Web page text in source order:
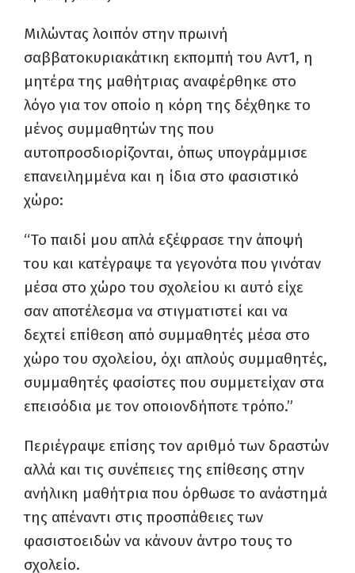
Μιλώντας λοιπόν στην πρωινή
σαββατοκυριακάτικη εκπομπή του Αντ1, η
μητέρα της μαθήτριας αναφέρθηκε στο
λόγο για τον οποίο η κόρη της δέχθηκε το
μένος συμμαθητών της που
αυτοπροσδιορίζονται, όπως υπογράμμισε
επανειλημμένα και η ίδια στο φασιστικό
χώρο:
“To παιδί μου απλά εξέφρασε την άποψή
του και κατέγραψε τα γεγονότα που γινόταν
μέσα στο χώρο του σχολείου κι αυτό είχε
σαν αποτέλεσμα να στιγματιστεί και να
δεχτεί επίθεση από συμμαθητές μέσα στο
χώρο του σχολείου, όχι απλούς συμμαθητές,
συμμαθητές φασίστες που συμμετείχαν στα
επεισόδια με τον οποιονδήποτε τρόπο.”
Περιέγραψε επίσης τον αριθμό των δραστών
αλλά και τις συνέπειες της επίθεσης στην
ανήλικη μαθήτρια που όρθωσε το ανάστημά
της απέναντι στις προσπάθειες των
φασιστοειδών να κάνουν άντρο τους το
σχολείο.